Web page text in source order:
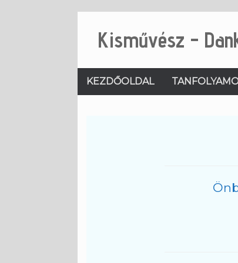
contentKisművész -
KEZDŐOLDAL